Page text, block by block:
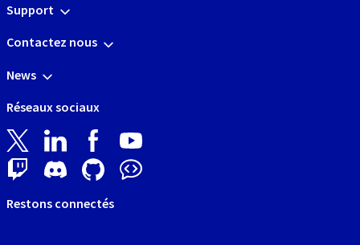
Support
Contactez nous
News
Réseaux sociaux
Restons connectés